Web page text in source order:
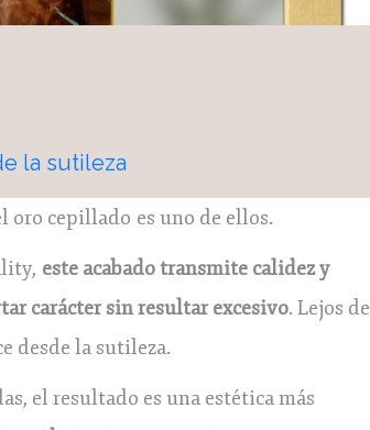
la sutileza
oro cepillado es uno de ellos.
este acabado transmite calidez y
carácter sin resultar excesivo. Lejos de
desde la sutileza.
el resultado es una estética más